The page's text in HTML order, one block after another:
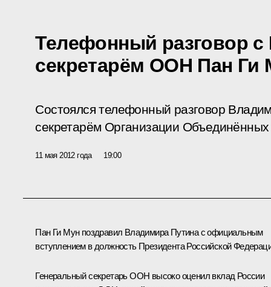
Телефонный разговор
секретарём ООН Пан Ги
Состоялся телефонный разговор
секретарём Организации
11 мая 2012 года 19:00
Пан Ги Мунпоздравил Владимира Путина с официальным
вступлением в должность Президента Российской
Генеральный секретарь ООН высоко оценил вклад России